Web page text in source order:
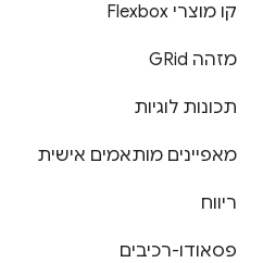
קו מוצרי Flexbox
מזהה GRid
תכונות לוגיות
מאפיינים מותאמים אישית
ריווח
פסאודו-רכיבים